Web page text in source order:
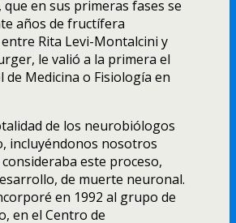
en sus primeras fases se
años de fructí­fera
Rita Levi-Montalcini y
le valió a la primera el
de Medicina o Fisiologí­a en
de los neurobiólogos
incluyéndonos nosotros
este proceso,
de muerte neuronal.
en 1992 al grupo de
en el Centro de